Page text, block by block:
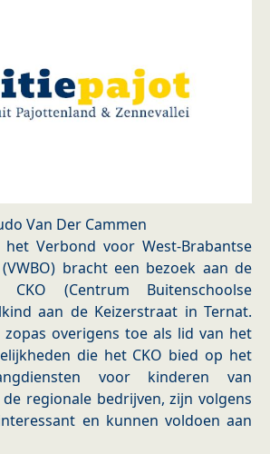
Van Der Cammen
Verbond voor West-Brabantse
bracht een bezoek aan de
(Centrum Buitenschoolse
aan de Keizerstraat in Ternat.
overigens toe als lid van het
die het CKO bied op het
voor kinderen van
regionale bedrijven, zijn volgens
en kunnen voldoen aan